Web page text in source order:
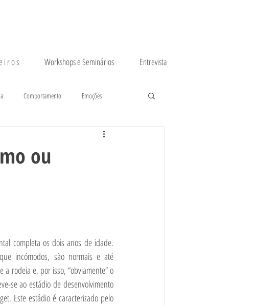
i r o s Workshops e Seminários Entrevista
Comportamento Emoções
ou
completa os dois anos de idade.
incómodos, são normais e até
rodeia e, por isso, “obviamente” o
se ao estádio de desenvolvimento
Este estádio é caracterizado pelo